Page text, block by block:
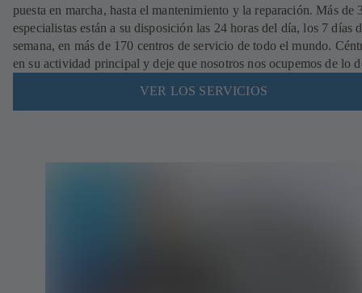
puesta en marcha, hasta el mantenimiento y la reparación. Más de
especialistas están a su disposición las 24 horas del día, los 7 días
semana, en más de 170 centros de servicio de todo el mundo.
en su actividad principal y deje que nosotros nos ocupemos de lo
VER LOS SERVICIOS